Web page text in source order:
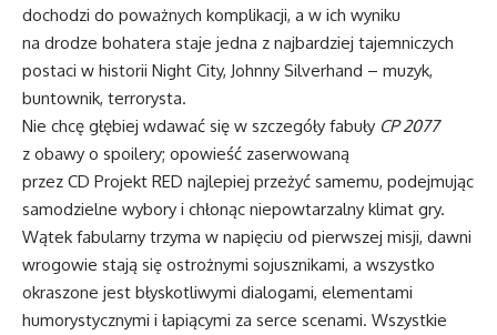
dochodzi do poważnych komplikacji, a w ich wyniku
na drodze bohatera staje jedna z najbardziej tajemniczych
postaci w historii Night City, Johnny Silverhand – muzyk,
buntownik, terrorysta.
Nie chcę głębiej wdawać się w szczegóły fabuły CP 2077
z obawy o spoilery; opowieść zaserwowaną
przez CD Projekt RED najlepiej przeżyć samemu, podejmując
samodzielne wybory i chłonąc niepowtarzalny klimat gry.
Wątek fabularny trzyma w napięciu od pierwszej misji, dawni
wrogowie stają się ostrożnymi sojusznikami, a wszystko
okraszone jest błyskotliwymi dialogami, elementami
humorystycznymi i łapiącymi za serce scenami. Wszystkie